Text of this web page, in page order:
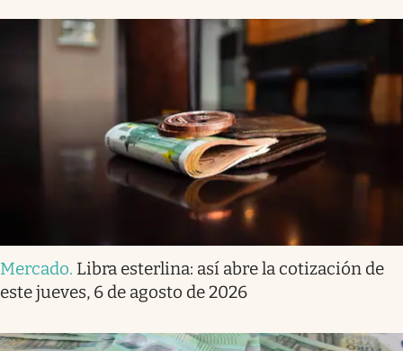
Mercado. Libra esterlina: así abre la cotización de
este jueves, 6 de agosto de 2026